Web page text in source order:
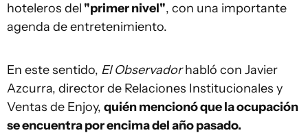
hoteleros del "primer nivel", con una importante
agenda de entretenimiento.
En este sentido, El Observadorhabló con Javier
Azcurra, director de Relaciones Institucionales y
Ventas de Enjoy, quién mencionó que la ocupación
se encuentra por encima del año pasado.